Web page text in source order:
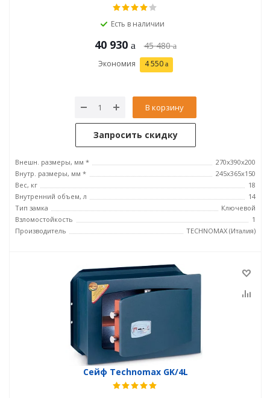
Есть в наличии
40 930 45 480
Экономия 4 550
В корзину
Запросить скидку
Внешн. размеры, мм *
270x390x200
Внутр. размеры, мм *
245х365х150
Вес, кг
18
Внутренний объем, л
14
Тип замка
Ключевой
Взломостойкость
1
Производитель
TECHNOMAX (Италия)
Сейф Technomax GK/4L